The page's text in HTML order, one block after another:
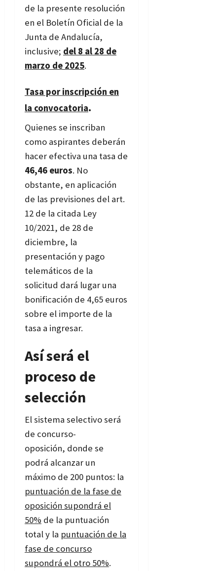
de la presente resolución
en el Boletín Oficial de la
Junta de Andalucía,
inclusive; del 8 al 28 de
marzo de 2025.
Tasa por inscripción en
la convocatoria.
Quienes se inscriban
como aspirantes deberán
hacer efectiva una tasa de
46,46 euros. No
obstante, en aplicación
de las previsiones del art.
12 de la citada Ley
10/2021, de 28 de
diciembre, la
presentación y pago
telemáticos de la
solicitud dará lugar una
bonificación de 4,65 euros
sobre el importe de la
tasa a ingresar.
Así será el
proceso de
selección
El sistema selectivo será
de concurso-
oposición, donde se
podrá alcanzar un
máximo de 200 puntos: la
puntuación de la fase de
oposición supondrá el
50% de la puntuación
total y la puntuación de la
fase de concurso
supondrá el otro 50%.